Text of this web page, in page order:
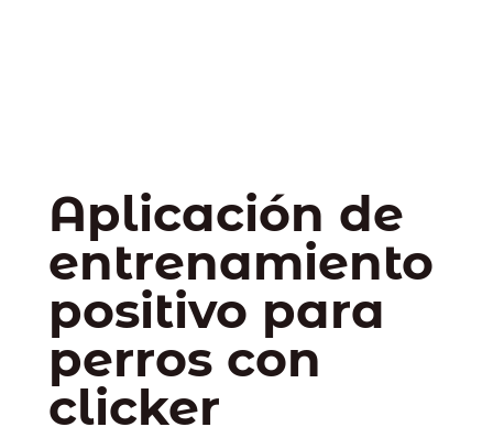
Aplicación de
entrenamiento
positivo para
perros con
clicker